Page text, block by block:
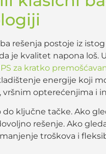
rešenja postoje iz
je kvalitet napona loš.
za kratko
energije koji
vršnim opterećenjima i
do ključne tačke. Ako
rešenje. Ako
troškova i